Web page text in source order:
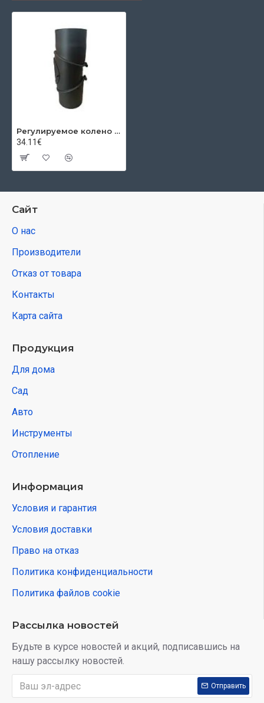
Регулируемое колено с ревизией трехсекционный 0-90º Ø200x2мм
34.11€
Сайт
О нас
Производители
Отказ от товара
Контакты
Карта сайта
Продукция
Для дома
Сад
Авто
Инструменты
Отопление
Информация
Условия и гарантия
Условия доставки
Право на отказ
Политика конфиденциальности
Политика файлов cookie
Рассылка новостей
Будьте в курсе новостей и акций, подписавшись на
нашу рассылку новостей.
Отправить